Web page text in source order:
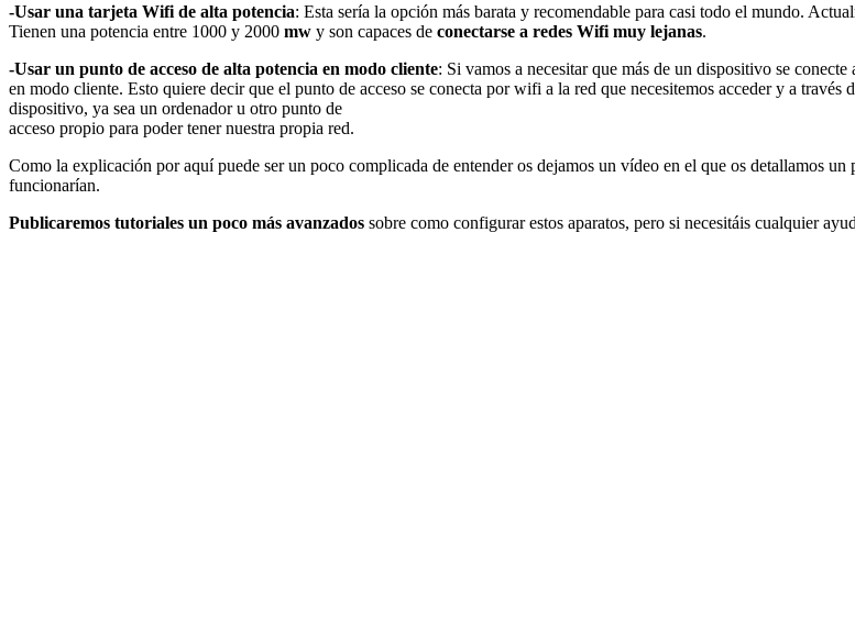
-Usar una tarjeta Wifi de alta potencia: Esta sería la opción más barata y recomendable para casi todo el mundo.
Tienen una potencia entre 1000 y 2000 mw y son capaces de conectarse a redes Wifi muy lejanas.
-Usar un punto de acceso de alta potencia en modo cliente: Si vamos a necesitar que más de un dispositivo se
en modo cliente. Esto quiere decir que el punto de acceso se conecta por wifi a la red que necesitemos acceder y a
dispositivo, ya sea un ordenador u otro punto de
acceso propio para poder tener nuestra propia red.
Como la explicación por aquí puede ser un poco complicada de entender os dejamos un vídeo en el que os detallamos
funcionarían.
Publicaremos tutoriales un poco más avanzados sobre como configurar estos aparatos, pero si necesitáis cualquier